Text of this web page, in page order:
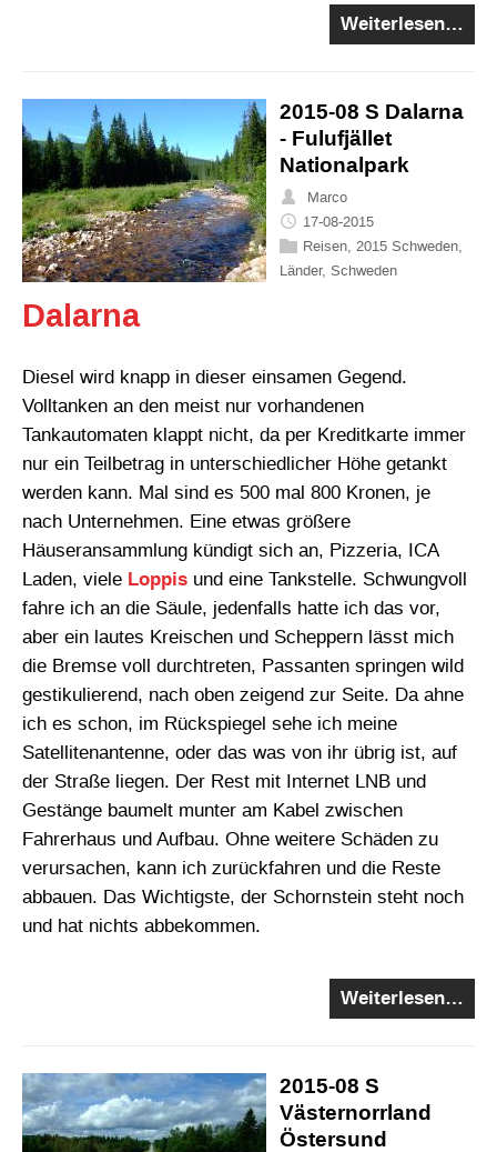
Weiterlesen…
2015-08 S Dalarna
- Fulufjället
Nationalpark
Marco
17-08-2015
Reisen 2015 Schweden
Länder, Schweden
Dalarna
Diesel wird knapp in dieser einsamen Gegend.
Volltanken an den meist nur vorhandenen
Tankautomaten klappt nicht, da per Kreditkarte immer
nur ein Teilbetrag in unterschiedlicher Höhe getankt
werden kann. Mal sind es 500 mal 800 Kronen, je
nach Unternehmen. Eine etwas größere
Häuseransammlung kündigt sich an, Pizzeria, ICA
Laden, viele Loppis und eine Tankstelle. Schwungvoll
fahre ich an die Säule, jedenfalls hatte ich das vor,
aber ein lautes Kreischen und Scheppern lässt mich
die Bremse voll durchtreten, Passanten springen wild
gestikulierend, nach oben zeigend zur Seite. Da ahne
ich es schon, im Rückspiegel sehe ich meine
Satellitenantenne, oder das was von ihr übrig ist, auf
der Straße liegen. Der Rest mit Internet LNB und
Gestänge baumelt munter am Kabel zwischen
Fahrerhaus und Aufbau. Ohne weitere Schäden zu
verursachen, kann ich zurückfahren und die Reste
abbauen. Das Wichtigste, der Schornstein steht noch
und hat nichts abbekommen.
Weiterlesen…
2015-08 S
Västernorrland
Östersund